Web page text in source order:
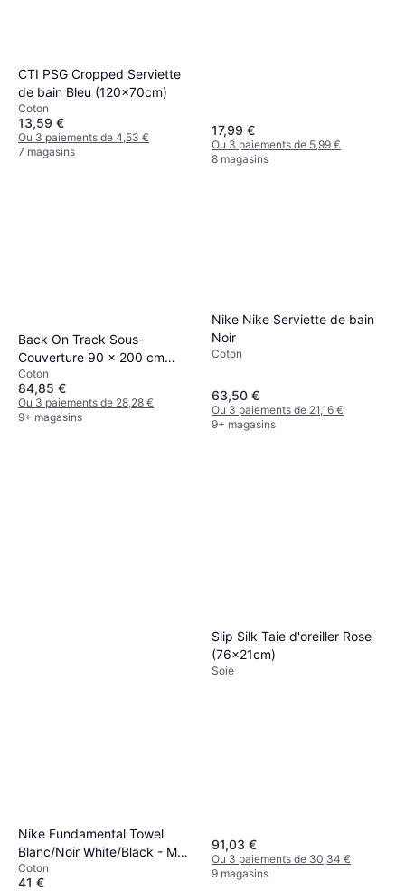
CTI PSG Cropped Serviette
de bain Bleu (120x70cm)
Coton
13,59 €
Ou 3 paiements de 4,53 €
7 magasins
17,99 €
Ou 3 paiements de 5,99 €
8 magasins
Back On Track Sous-
Couverture 90 x 200 cm
Blanche Protège-matelas
Blanc
Coton
84,85 €
Ou 3 paiements de 28,28 €
9+ magasins
Nike Nike Serviette de bain
Noir
Coton
63,50 €
Ou 3 paiements de 21,16 €
9+ magasins
Nike Fundamental Towel
Blanc/Noir White/Black - M
Serviette de bain Blanc
Coton
41 €
Slip Silk Taie d'oreiller Rose
(76x21cm)
Soie
91,03 €
Ou 3 paiements de 30,34 €
9 magasins